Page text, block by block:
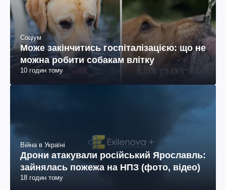
Соціум
Може закінчитись госпіталізацією: що не
можна робити собакам влітку
10 годин тому
Війна в Україні
Дрони атакували російський Ярославль:
зайнялась пожежа на НПЗ (фото, відео)
18 годин тому